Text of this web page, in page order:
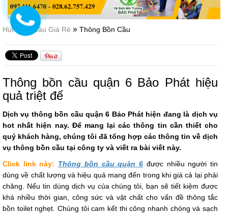
Hút Hầm Cầu Giá Rẻ » Thông Bồn Cầu
Thông bồn cầu quận 6 Bảo Phát hiệu
quả triệt để
Dịch vụ thông bồn cầu quận 6 Bảo Phát hiện đang là dịch vụ
hot nhất hiện nay. Để mang lại các thông tin cần thiết cho
quý khách hàng, chúng tôi đã tổng hợp các thông tin về dịch
vụ thông bồn cầu tại công ty và viết ra bài viết này.
Click link này: Thông bồn cầu quận 6 được nhiều người tin
dùng về chất lượng và hiệu quả mang đến trong khi giá cả lại phải
chăng. Nếu tin dùng dịch vụ của chúng tôi, bạn sẽ tiết kiệm được
khá nhiều thời gian, công sức và vật chất cho vấn đề thông tắc
bồn toilet nghẹt. Chúng tôi cam kết thi công nhanh chóng và sạch